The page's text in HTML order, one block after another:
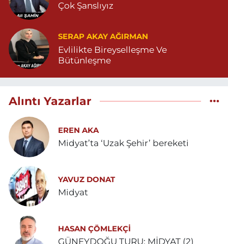
Çok Şanslıyız
SERAP AKAY AĞIRMAN
Evlilikte Bireyselleşme Ve
Bütünleşme
Alıntı Yazarlar
EREN AKA
Midyat’ta ‘Uzak Şehir’ bereketi
YAVUZ DONAT
Midyat
HASAN ÇÖMLEKÇİ
GÜNEYDOĞU TURU: MİDYAT (2)